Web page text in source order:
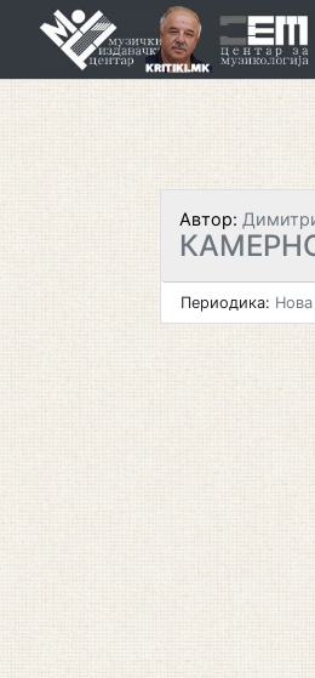
Автор:
Периодика: